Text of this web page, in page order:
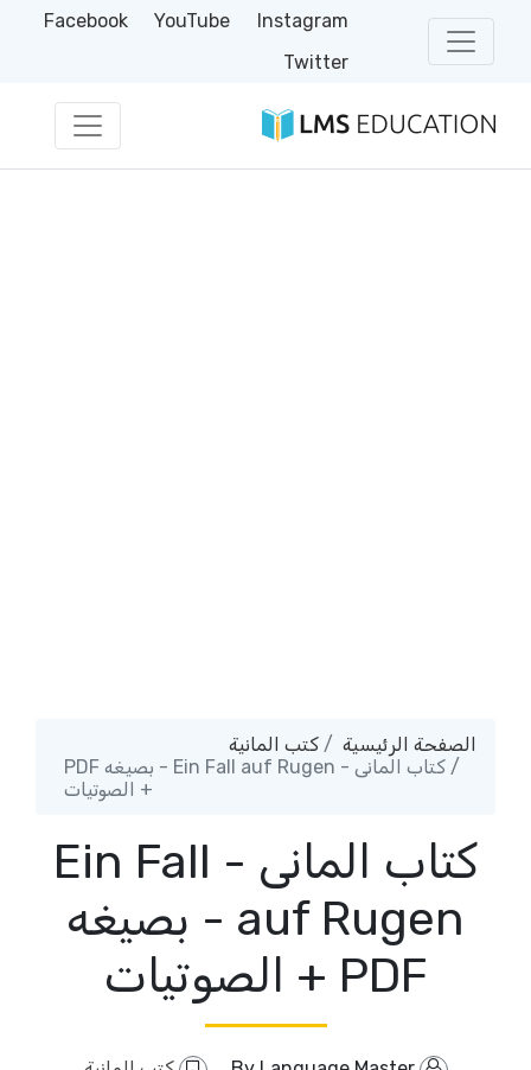
Instagram
YouTube
Facebook
Twitter
الصفحة الرئيسية
كتب المانية
كتاب المانى - Ein Fall auf Rugen - بصيغه PDF
+ الصوتيات
كتاب المانى - Ein Fall
auf Rugen - بصيغه
PDF + الصوتيات